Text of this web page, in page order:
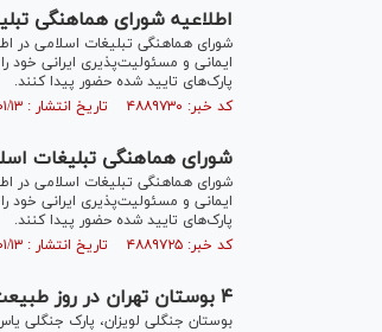
اطلاعیه شورای هماهنگی
شورای هماهنگی تبلیغات اسلامی در
ایمانی و مسئولیت‌پذیری ایرانی خود
پارک‌های تایید شده حضور پیدا کنند.
کد خبر: ۴۸۸۹۷۳۰ تاریخ انتشار : ۱۴۰۵/۰۱/۱۳
شورای هماهنگی تبلیغات
شورای هماهنگی تبلیغات اسلامی در
ایمانی و مسئولیت‌پذیری ایرانی خود
پارک‌های تایید شده حضور پیدا کنند.
کد خبر: ۴۸۸۹۷۲۵ تاریخ انتشار : ۱۴۰۵/۰۱/۱۳
۴ بوستان تهران در روز طبیعت تعطیل است
بوستان جنگلی لویزان، پارک جنگلی یاس